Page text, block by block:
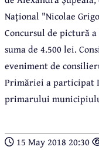
Național "Nicolae
Concursul de pictură
suma de 4.500 lei.
eveniment de
Primăriei a participat
primarului
15 May 2018 20:30